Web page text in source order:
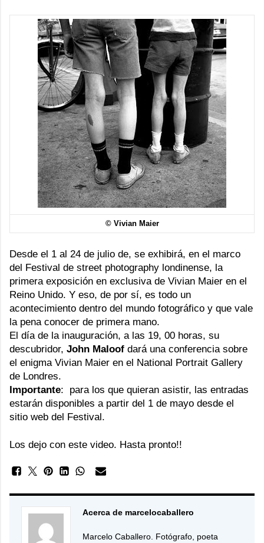
© Vivian Maier
Desde el 1 al 24 de julio de, se exhibirá, en el marco
del Festival de street photography londinense, la
primera exposición en exclusiva de Vivian Maier en el
Reino Unido. Y eso, de por sí, es todo un
acontecimiento dentro del mundo fotográfico y que vale
la pena conocer de primera mano.
El día de la inauguración, a las 19, 00 horas, su
descubridor, John Maloof dará una conferencia sobre
el enigma Vivian Maier en el National Portrait Gallery
de Londres.
Importante: para los que quieran asistir, las entradas
estarán disponibles a partir del 1 de mayo desde el
sitio web del Festival.
Los dejo con este video. Hasta pronto!!
Acerca de marcelocaballero
Marcelo Caballero. Fotógrafo, poeta